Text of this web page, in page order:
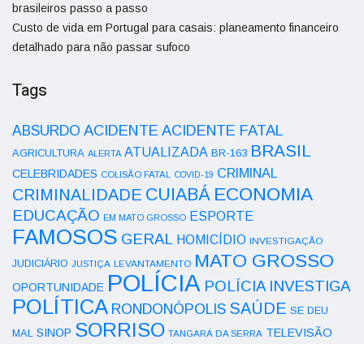
brasileiros passo a passo
Custo de vida em Portugal para casais: planeamento financeiro
detalhado para não passar sufoco
Tags
ABSURDO ACIDENTE ACIDENTE FATAL
AGRICULTURA ALERTA ATUALIZADA BR-163 BRASIL
CELEBRIDADES COLISÃO FATAL COVID-19 CRIMINAL
CRIMINALIDADE CUIABÁ ECONOMIA
EDUCAÇÃO EM MATO GROSSO ESPORTE
FAMOSOS GERAL HOMICÍDIO INVESTIGAÇÃO
JUDICIÁRIO JUSTIÇA LEVANTAMENTO MATO GROSSO
OPORTUNIDADE POLÍCIA POLÍCIA INVESTIGA
POLÍTICA RONDONÓPOLIS SAÚDE SE DEU
MAL SINOP SORRISO TANGARÁ DA SERRA TELEVISÃO